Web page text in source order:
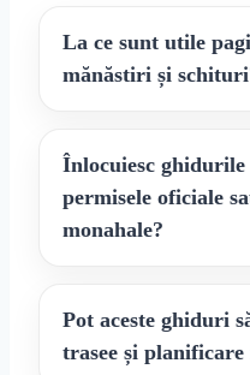
La ce sunt utile
mănăstiri și
Înlocuiesc
permisele oficiale
monahale?
Pot aceste ghiduri
trasee și planificare